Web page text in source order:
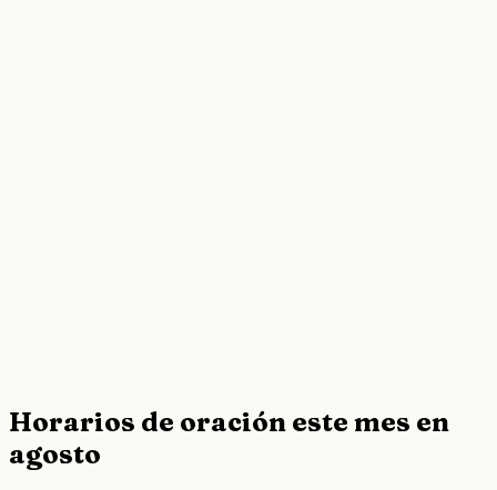
Horarios de oración este mes en
agosto